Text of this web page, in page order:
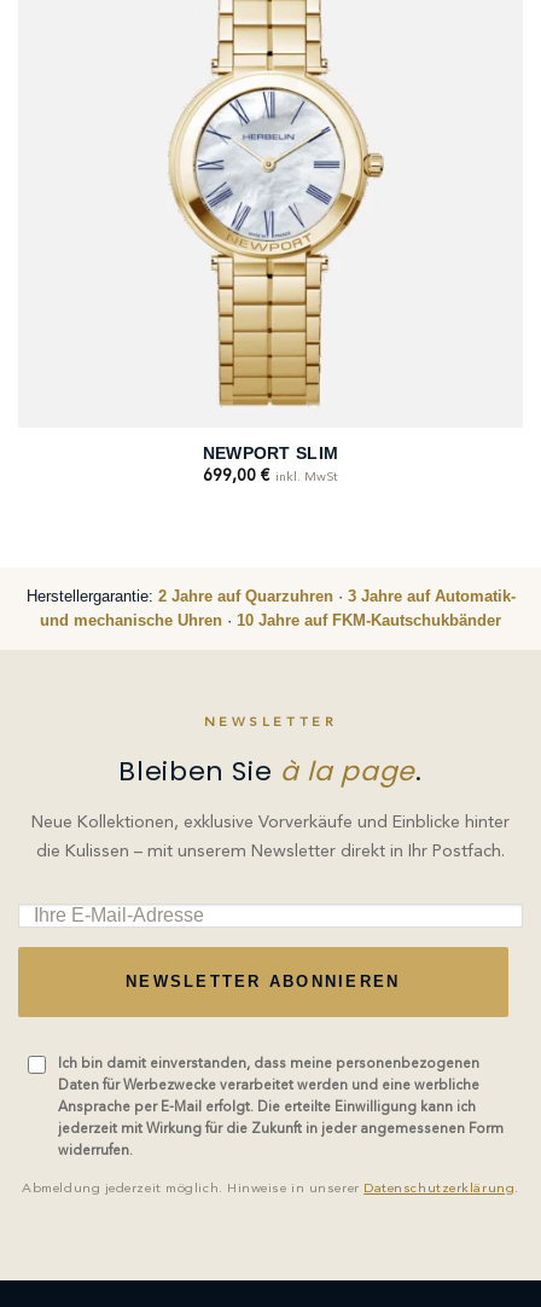
NEWPORT SLIM
699,00 € inkl. MwSt
Herstellergarantie: 2 Jahre auf Quarzuhren· 3 Jahre auf Automatik-
und mechanische Uhren · 10 Jahre auf FKM-Kautschukbänder
NEWSLETTER
Bleiben Sie à la page.
Neue Kollektionen, exklusive Vorverkäufe und Einblicke hinter
die Kulissen – mit unserem Newsletter direkt in Ihr Postfach.
NEWSLETTER ABONNIEREN
Ich bin damit einverstanden, dass meine personenbezogenen
Daten für Werbezwecke verarbeitet werden und eine werbliche
Ansprache per E-Mail erfolgt. Die erteilte Einwilligung kann ich
jederzeit mit Wirkung für die Zukunft in jeder angemessenen Form
widerrufen.
Abmeldung jederzeit möglich. Hinweise in unserer Datenschutzerklärung.